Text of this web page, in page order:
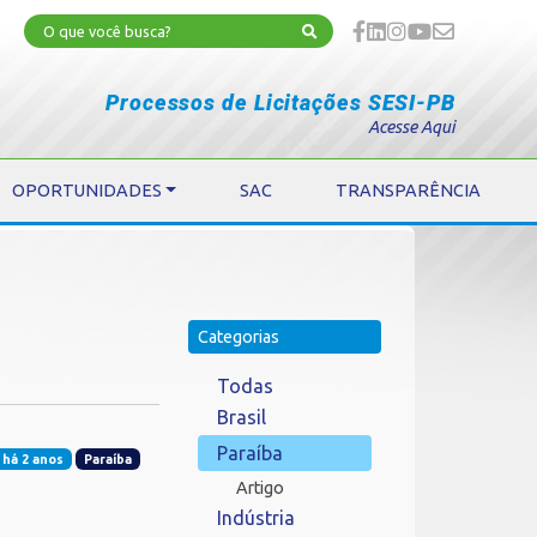
Processos de Licitações SESI-PB
Acesse Aqui
OPORTUNIDADES SAC TRANSPARÊNCIA
2 anos Paraíba
Categorias
Todas
Brasil
Paraíba
Artigo
Indústria